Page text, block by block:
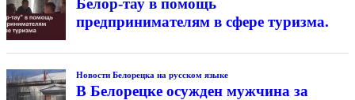
Белор-тау в помощь
предпринимателям в сфере туризма.
Новости Белорецка на русском языке
В Белорецке осужден мужчина за